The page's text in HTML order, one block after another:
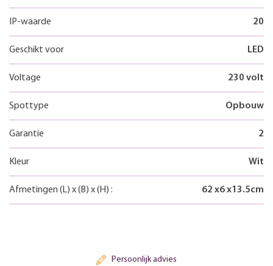
IP-waarde 20
Geschikt voor LED
Voltage 230 volt
Spottype Opbouw
Garantie 2
Kleur Wit
Afmetingen (L) x(B) x(H) : 62 x6x13.5cm
Persoonlijk advies